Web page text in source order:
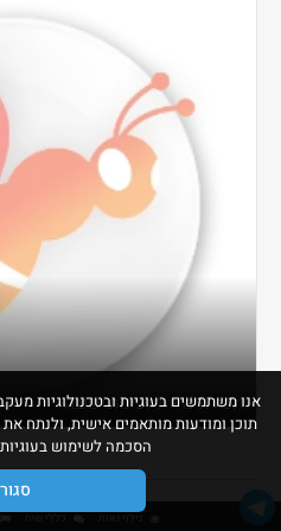
תפירת כריות לפינות ישיבה
אנו משתמשים בעוגיות ובטכנולוגיות
תוכן ומודעות מותאמים אישית, ולנתח
הסכמה לשימוש
סגור